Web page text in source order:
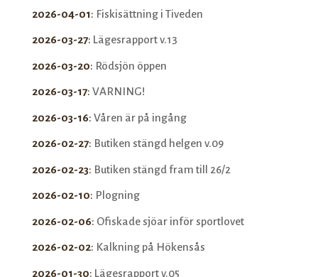
2026-04-01: Fiskisättning i Tiveden
2026-03-27: Lägesrapport v.13
2026-03-20: Rödsjön öppen
2026-03-17: VARNING!
2026-03-16: Våren är på ingång
2026-02-27: Butiken stängd helgen v.09
2026-02-23: Butiken stängd fram till 26/2
2026-02-10: Plogning
2026-02-06: Ofiskade sjöar inför sportlovet
2026-02-02: Kalkning på Hökensås
2026-01-30: Lägesrapport v.05